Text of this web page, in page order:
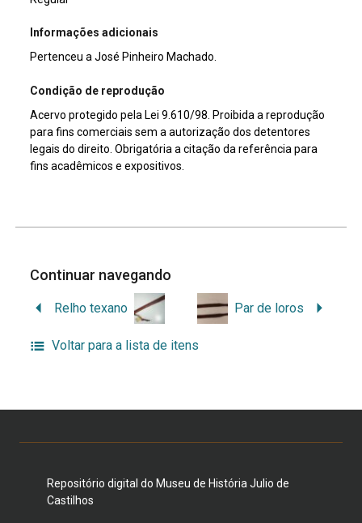
Informações adicionais
Pertenceu a José Pinheiro Machado.
Condição de reprodução
Acervo protegido pela Lei 9.610/98. Proibida a reprodução
para fins comerciais sem a autorização dos detentores
legais do direito. Obrigatória a citação da referência para
fins acadêmicos e expositivos.
Continuar navegando
Relho texano Par de loros
Voltar para a lista de itens
Repositório digital do Museu de História Julio de
Castilhos